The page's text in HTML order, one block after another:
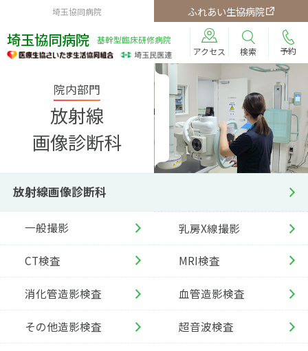
埼玉協同病院 ふれあい生協病院
埼玉協同病院
基幹型臨床研修病院
アクセス
検索 予約
院内部門
放射線
画像診断科
放射線画像診断科
一般撮影 乳房X線撮影
CT検査 MRI検査
消化管造影検査 血管造影検査
その他造影検査 超音波検査